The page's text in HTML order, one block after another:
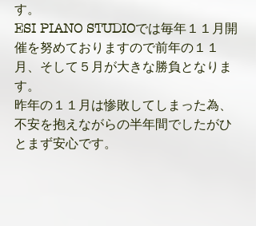
す。
ESI PIANO STUDIOでは毎年１１月開
催を努めておりますので前年の１１
月、そして５月が大きな勝負となりま
す。
昨年の１１月は惨敗してしまった為、
不安を抱えながらの半年間でしたがひ
とまず安心です。